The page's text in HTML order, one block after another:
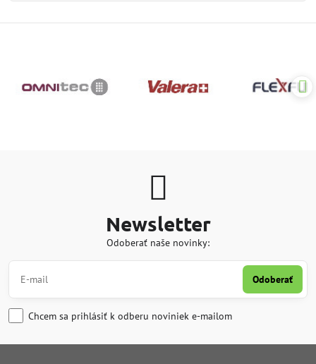
Newsletter
Odoberať naše novinky:
Odoberať
Chcem sa prihlásiť k odberu noviniek e-mailom